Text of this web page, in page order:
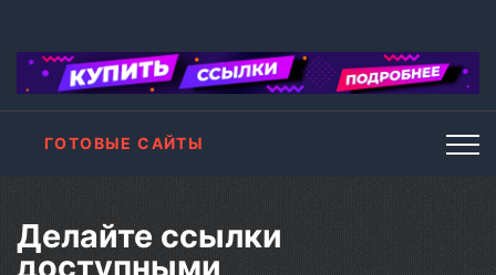
ГОТОВЫЕ САЙТЫ
Делайте ссылки
доступными